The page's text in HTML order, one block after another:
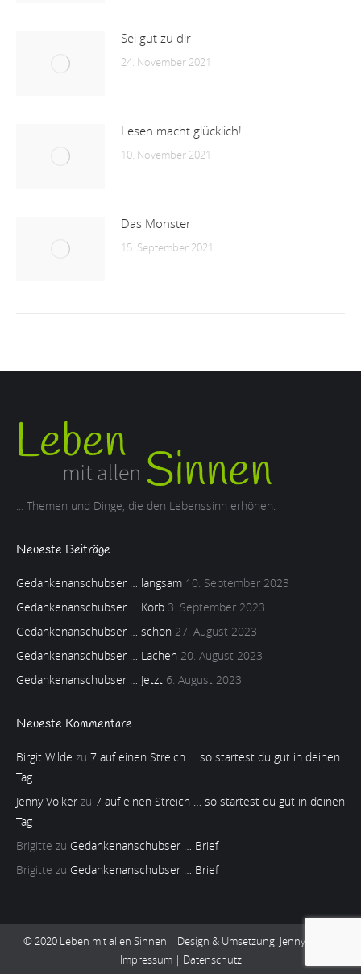
Sei gut zu dir
24. November 2021
Lesen macht glücklich!
10. November 2021
Das Monster
15. September 2021
... Themen und Dinge, die den Lebenssinn erhöhen.
Neueste Beiträge
Gedankenanschubser … langsam 10. September 2023
Gedankenanschubser … Korb 3. September 2023
Gedankenanschubser … schon 27. August 2023
Gedankenanschubser … Lachen 20. August 2023
Gedankenanschubser … Jetzt 6. August 2023
Neueste Kommentare
Birgit Wilde zu 7 auf einen Streich … so startest du gut in deinen
Tag
Jenny Völkerzu 7 auf einen Streich … so startest du gut in deinen
Tag
Brigitte zu Gedankenanschubser … Brief
Brigitte zu Gedankenanschubser … Brief
© 2020 Leben mit allen Sinnen | Design & Umsetzung: Jenny Völker
Impressum| Datenschutz